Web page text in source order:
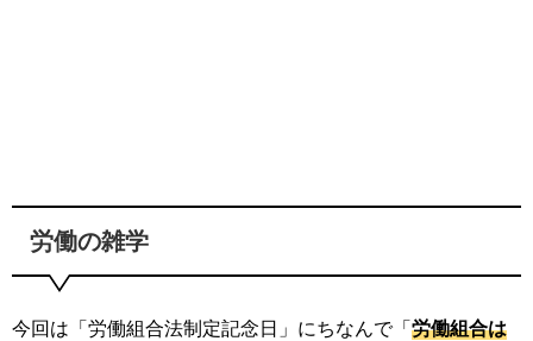
労働の雑学
今回は「労働組合法制定記念日」にちなんで「労働組合は